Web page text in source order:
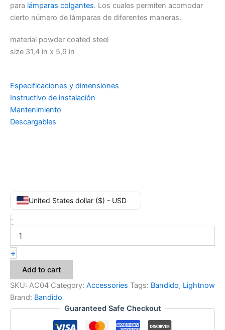
para lámparas colgantes. Los cuales permiten acomodar
cierto número de lámparas de diferentes maneras.
material powder coated steel
size 31,4 in x 5,9 in
Especificaciones y dimensiones
Instructivo de instalación
Mantenimiento
Descargables
United States dollar ($) - USD
-
+
Add to cart
SKU: AC04 Category: Accessories Tags: Bandido, Lightnow
Brand: Bandido
Guaranteed Safe Checkout